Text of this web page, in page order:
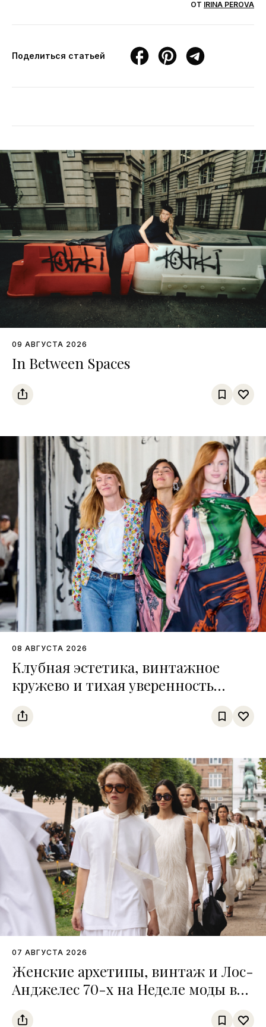
ОТ IRINA PEROVA
Поделиться статьей
09 АВГУСТА 2026
In Between Spaces
08 АВГУСТА 2026
Клубная эстетика, винтажное
кружево и тихая уверенность
Недели моды в Копенгагене
07 АВГУСТА 2026
Женские архетипы, винтаж и Лос-
Анджелес 70-х на Неделе моды в
Копенгагене